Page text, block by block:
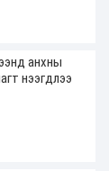
анхны
нээгдлээ